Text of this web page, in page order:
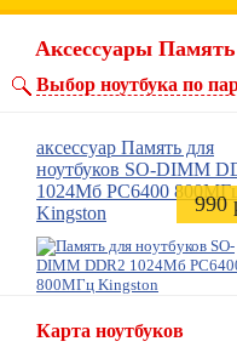
Аксессуары Память
Выбор ноутбука по
аксессуар Память для
ноутбуков SO-DIMM
1024Мб PC6400
Kingston
990
Карта ноутбуков